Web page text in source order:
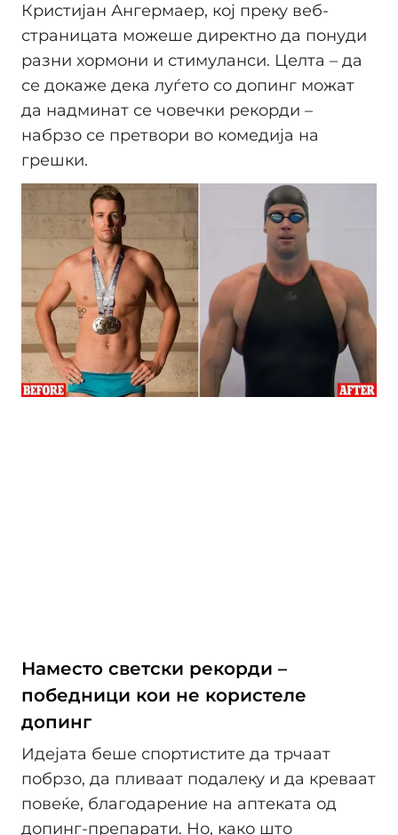
Кристијан Ангермаер, кој преку веб-
страницата можеше директно да понуди
разни хормони и стимуланси. Целта – да
се докаже дека луѓето со допинг можат
да надминат се човечки рекорди –
набрзо се претвори во комедија на
грешки.
Наместо светски рекорди –
победници кои не користеле
допинг
Идејата беше спортистите да трчаат
побрзо, да пливаат подалеку и да креваат
повеќе, благодарение на аптеката од
допинг-препарати. Но, како што